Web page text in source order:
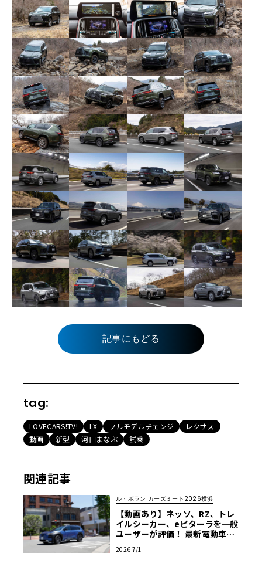
記事にもどる
tag:
LOVECARS!TV! LX フルモデルチェンジ
レクサス
動画
新型 河口まなぶ 試乗
関連記事
ル・ボラン カーズミート2026横浜
【動画あり】ネッソ、RZ、トレ
イルシーカー、eビターラを一般
ユーザーが評価！ 最新電動車体
ーズミート2026横浜】
2026 7/1